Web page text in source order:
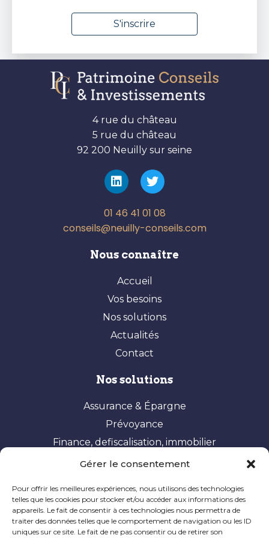
Gérer le consentement
Pour offrir les meilleures expériences, nous utilisons des technologies
telles que les cookies pour stocker et/ou accéder aux informations des
appareils. Le fait de consentir à ces technologies nous permettra de
traiter des données telles que le comportement de navigation ou les ID
uniques sur ce site. Le fait de ne pas consentir ou de retirer son
4 rue du château
5 rue du château
92 200 Neuilly sur seine
01 46 41 01 08
conseils@neuilly-conseils.com
Nous connaître
Accueil
Vos besoins
Nos solutions
Actualités
Contact
Nos solutions
Assurance & Épargne
Prévoyance
Finance, defiscalisation, immobilier
Vos besoins
Constituer et valoriser son patrimoine
Optimisation fiscale
Préparer sa retraite